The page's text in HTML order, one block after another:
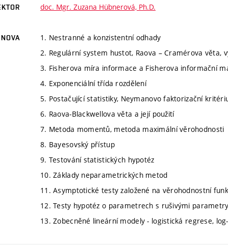
doc. Mgr. Zuzana Hübnerová, Ph.D.
1. Nestranné a konzistentní odhady
2. Regulární system hustot, Raova – Cramérova věta,
3. Fisherova míra informace a Fisherova informační
4. Exponenciální třída rozdělení
5. Postačující statistiky, Neymanovo faktorizační
6. Raova-Blackwellova věta a její použití
7. Metoda momentů, metoda maximální věrohodnosti
8. Bayesovský přístup
9. Testování statistických hypotéz
10. Základy neparametrických metod
11. Asymptotické testy založené na věrohodnostní
12. Testy hypotéz o parametrech s rušivými
13. Zobecněné lineární modely - logistická regrese,